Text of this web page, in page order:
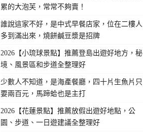
累的大泡芙，常常不夠賣！
誰說這家不好，是中式早餐店家，位在二樓人
多到滿出來，燒餅鹹豆漿是招牌
2026【小琉球景點】推薦登島出遊好地方，秘
境、風景區和步道全整理好
少數人不知道，是海產餐廳，四十片生魚片只
要兩百元，馬蹄蛤也是主打
2026【花蓮景點】推薦放假出遊好地點，公
園、步道、一日遊建議全整理好